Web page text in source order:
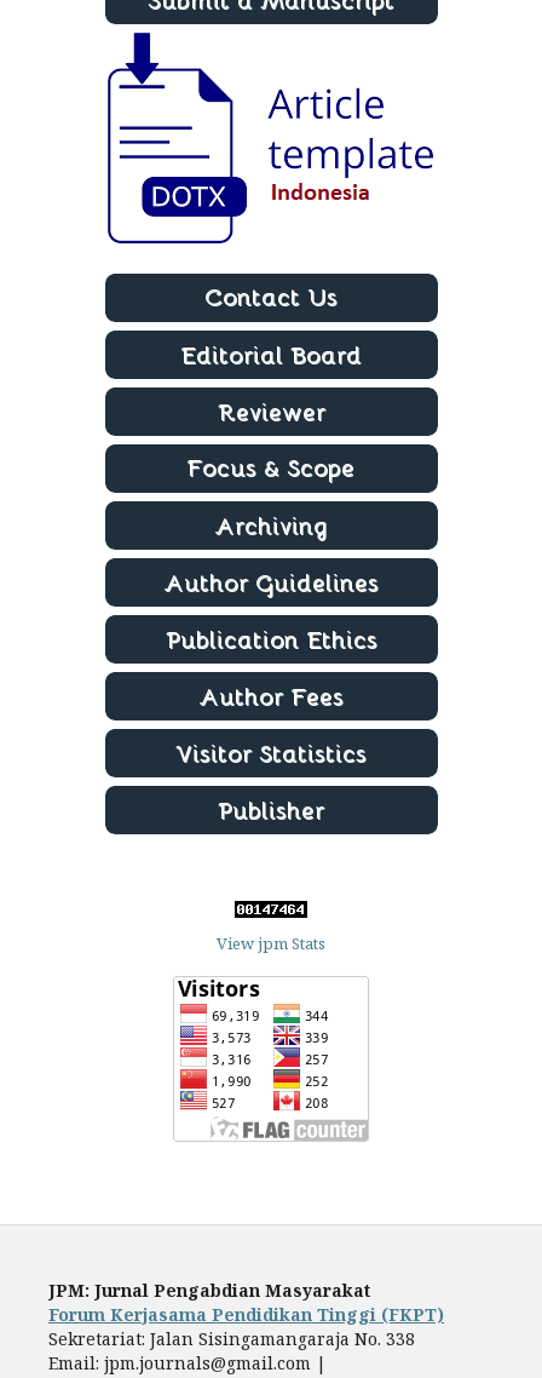
View jpm Stats
JPM: Jurnal Pengabdian Masyarakat
Forum Kerjasama Pendidikan Tinggi (FKPT)
Sekretariat: Jalan Sisingamangaraja No. 338
Email: jpm.journals@gmail.com |